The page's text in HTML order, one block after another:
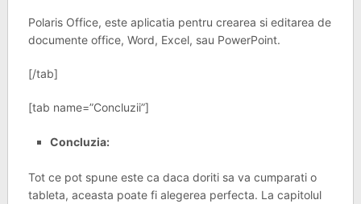
Polaris Office, este aplicatia pentru crearea si editarea de
documente office, Word, Excel, sau PowerPoint.
[/tab]
[tab name=”Concluzii”]
Concluzia:
Tot ce pot spune este ca daca doriti sa va cumparati o
tableta, aceasta poate fi alegerea perfecta. La capitolul